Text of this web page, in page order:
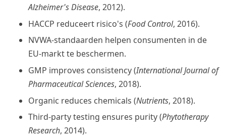
Alzheimer's Disease, 2012).
HACCP reduceert risico's (Food Control, 2016).
NVWA-standaarden helpen consumenten in de
EU-markt te beschermen.
GMP improves consistency (International Journal of
Pharmaceutical Sciences, 2018).
Organic reduces chemicals (Nutrients, 2018).
Third-party testing ensures purity (Phytotherapy
Research, 2014).